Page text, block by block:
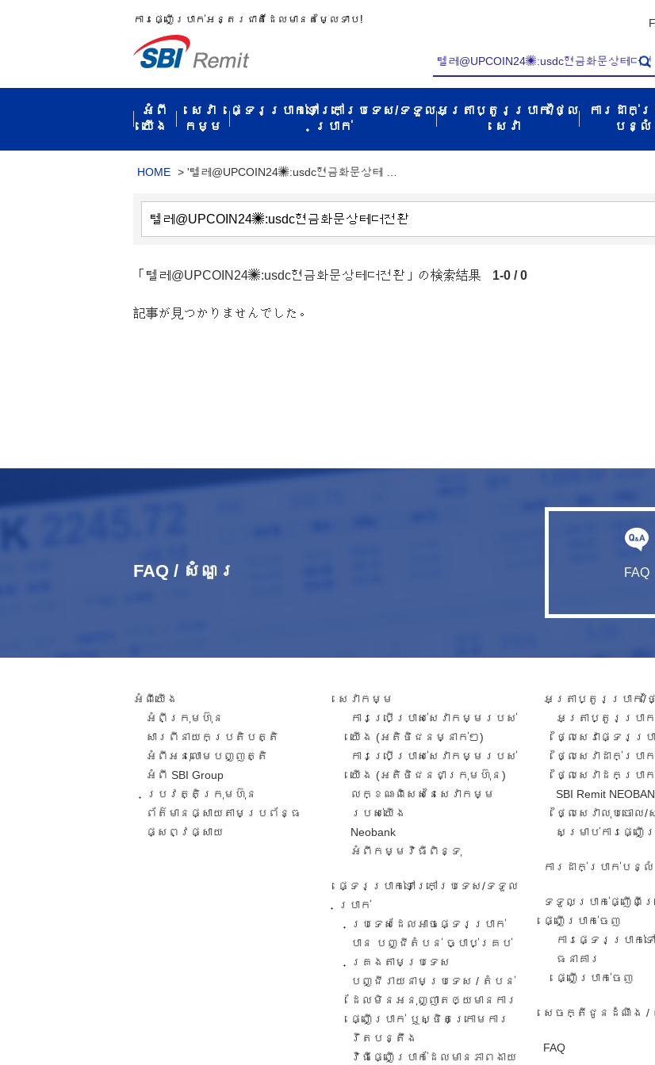
ការ​ផ្ញើប្រាក់​អន្តរជាតិ​ដែល​មាន​តម្លៃ​ទាប!
អំពី​
យើង
សេវា
កម្ម​
ផ្ទេរប្រាក់ទៅក្រៅប្រទេស/ទទួល​
ប្រាក់​
អត្រាប្តូរប្រាក់/ថ្លៃ
សេវា​
ការដាក់ប្
បន្លំ
HOME > '텔레@UPCOIN24✺:usdc현금화문상테 …
「텔레@UPCOIN24✺:usdc현금화문상테더전환」の検索結果 1-0 / 0
記事が見つかりませんでした。
FAQ / សំណួរ​ FAQ
អំពី​យើង
អំពីក្រុមហ៊ុន
សារពី​នាយកប្រតិបត្តិ​
អំពីអនុលោមបញ្ញត្តិ
អំពី SBI Group
ប្រវត្តិក្រុមហ៊ុន​
ព័ត៌មានផ្សាយតាមប្រព័ន្ធ
ផ្សព្វផ្សាយ​
សេវាកម្ម​
ការ​ប្រើប្រាស់​សេវាកម្ម​របស់​
យើង​ (អតិថិជន​​ម្នាក់​ៗ​)
ការប្រើប្រាស់សេវាកម្ម​​របស់
យើង​ (អតិថិជន​ជា​ក្រុមហ៊ុន​)
លក្ខណៈ​ពិសេស​នៃ​សេវា​កម្ម​
របស់​យើង
Neobank
អំពីកម្មវិធីពិន្ទុ
ផ្ទេរប្រាក់ទៅក្រៅប្រទេស/ទទួល​
ប្រាក់​
ប្រទេសដែលអាចផ្ទេរប្រាក់
បាន បញ្ជីតំបន់ ច្បាប់គ្រប់
គ្រងតាមប្រទេស
បញ្ជីរាយនាមប្រទេស​ / តំបន់​
ដែល​មិន​អនុ​ញ្ញា​តឲ្យ​មានការ​​
ផ្ញើប្រាក់​ ឬ​ស្ថិត​ក្រោ​ម​ការ​
រឹតបន្តឹង
វិធី​ផ្ញើ​ប្រាក់​ដែល​មាន​ភាព​ងាយ​
អត្រាប្តូរប្រាក់/ថ្ល
អត្រា​ប្តូរ​ប្រាក់​
ថ្លៃសេវាផ្ទេរប្រ
ថ្លៃសេវាដាក់ប្រាក់
ថ្លៃសេវាដកប្រាក់
SBI Remit
ថ្លៃសេវាលុបចោ
សម្រាប់ការផ្ញើ
ការដាក់ប្រាក់បន្លំ
ទទួលប្រាក់ផ្ញើពីក្
ផ្ញើប្រាក់ចេញ
ការ​ផ្ទេរ​ប្រាក់​
ធនាគារ​
​ផ្ញើប្រាក់ចេញ
សេចក្តីជូនដំណឹង /
FAQ